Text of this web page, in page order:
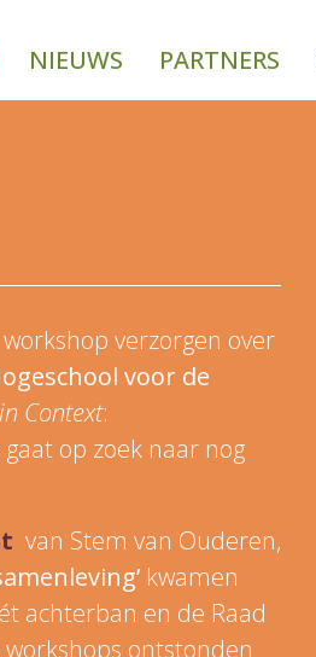
NIEUWS PARTNERS
verzorgen over
voor de
Context:
op zoek naar nog
van Stem van Ouderen,
kwamen
achterban en de Raad
ontstonden